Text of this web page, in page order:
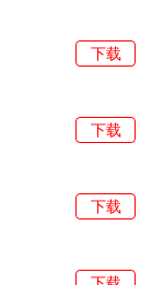
下载
下载
下载